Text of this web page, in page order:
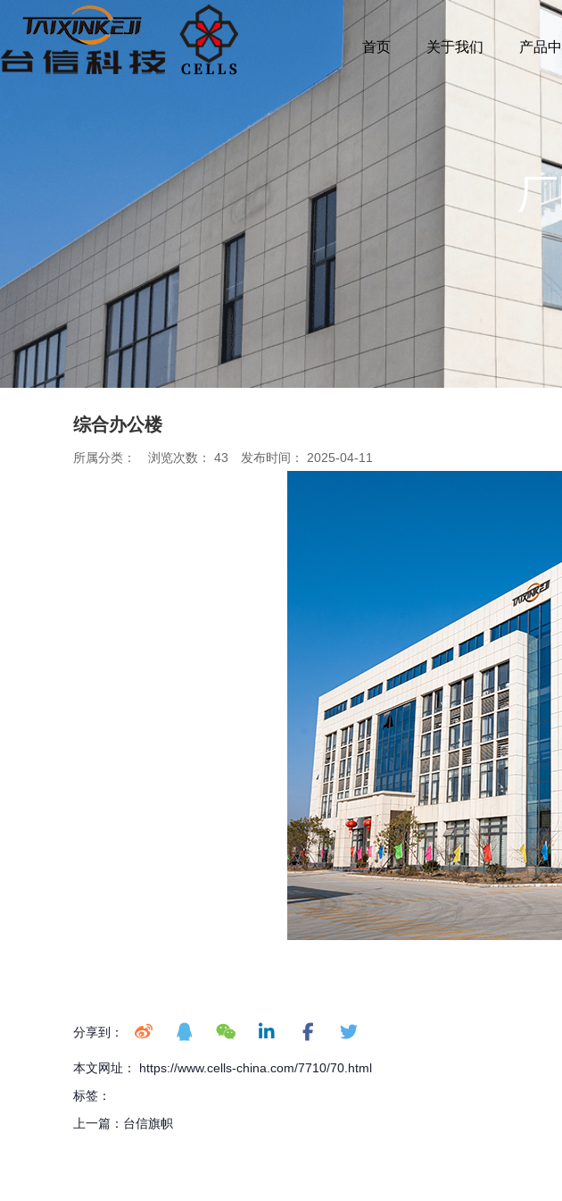
中文
首页 关于我们 产品
首页 关于我们 产品
综合办公楼
所属分类： 浏览次数： 43 发布时间： 2025-04-11
分享到：
本文网址： https://www.cells-china.com/7710/70.html
标签：
上一篇： 台信旗帜